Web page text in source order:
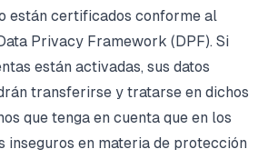
están certificados conforme al
Privacy Framework (DPF). Si
están activadas, sus datos
transferirse y tratarse en dichos
que tenga en cuenta que en los
inseguros en materia de protección